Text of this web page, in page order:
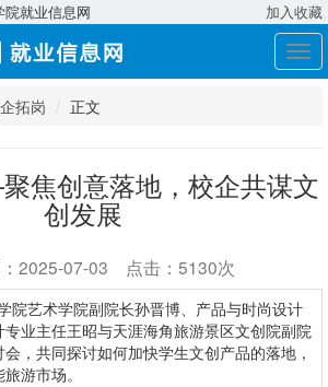
就业信息网 加入收藏
展
开
拓岗 正文
焦创意落地，校企共谋文
创发展
2025-07-03 点击：5130次
院艺术学院副院长孙晋博、产品与时尚设计
业主任王昭与天涯海角旅游景区文创院副院
，共同探讨如何加快学生文创产品的落地，
游市场。